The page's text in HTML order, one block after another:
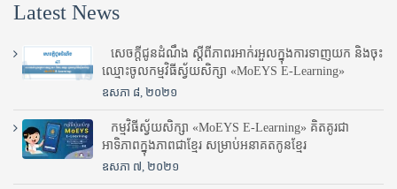
Latest News
សេចក្តីជូនដំណឹង ស្តី​ពីភាព​រអាក់រអួល​ក្នុងការ​ទាញ​យក និង​ចុះ​
ឈ្មោះ​ចូល​កម្មវិធី​ស្វ័យសិក្សា «MoEYS E-Learning»
ឧសភា ៨, ២០២១
កម្មវិធីស្វ័យសិក្សា «MoEYS E-Learning» គិតគូរជា
អាទិភាពក្នុងភាពជាខ្មែរ សម្រាប់អនាគតកូនខ្មែរ
ឧសភា ៧, ២០២១